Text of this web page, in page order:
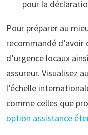
pour la
Pour préparer au
recommandé
d’urgence locaux
assureur. Visualisez
l’échelle
comme celles que
option assistance